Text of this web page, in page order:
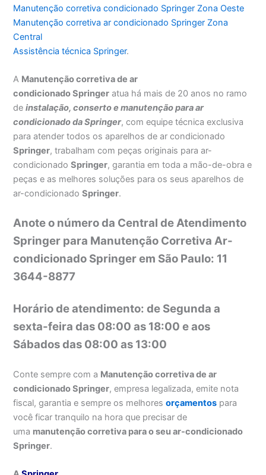
Manutenção corretiva condicionado Springer Zona Oeste
Manutenção corretiva ar condicionado Springer Zona
Central
Assistência técnica Springer.
A Manutenção corretiva de ar
condicionado Springer atua há mais de 20 anos no ramo
deinstalação, conserto e manutenção para ar
condicionado da Springer, com equipe técnica exclusiva
para atender todos os aparelhos de ar condicionado
Springer, trabalham com peças originais para ar-
condicionadoSpringer, garantia em toda a mão-de-obra e
peças e as melhores soluções para os seus aparelhos de
ar-condicionadoSpringer.
Anote o número da Central de Atendimento
Springer para Manutenção Corretiva Ar-
condicionado Springer em São Paulo: 11
3644-8877
Horário de atendimento: de Segunda a
sexta-feira das 08:00 as 18:00 e aos
Sábados das 08:00 as 13:00
Conte sempre com a Manutenção corretiva de ar
condicionado Springer, empresa legalizada, emite nota
fiscal, garantia e sempre os melhoresorçamentos para
você ficar tranquilo na hora que precisar de
uma manutenção corretiva para o seu ar-condicionado
Springer.